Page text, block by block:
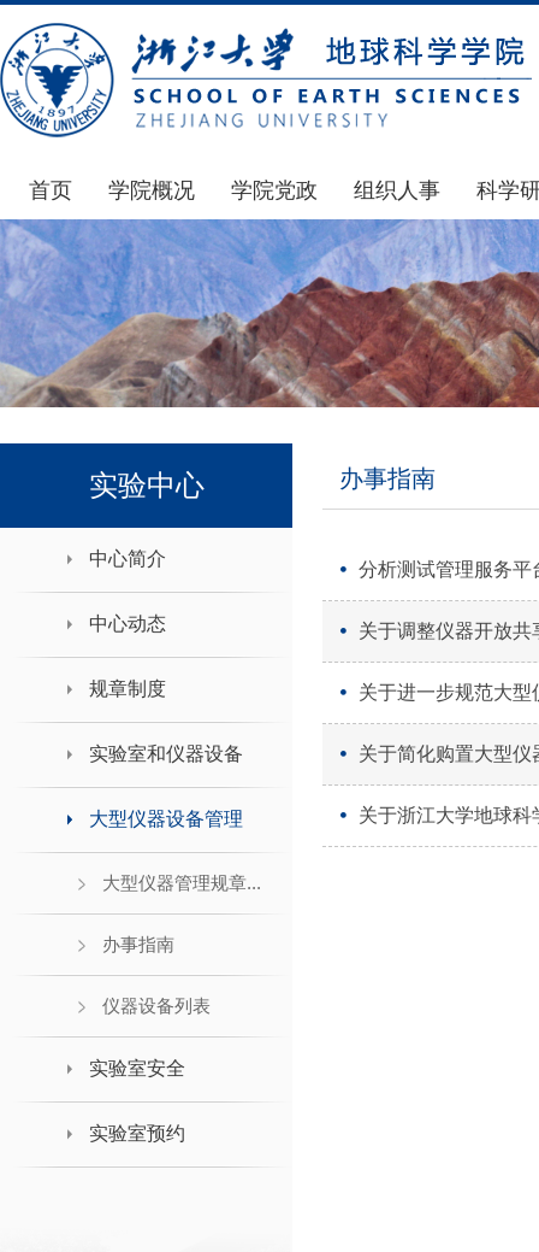
首页 学院概况
学院简介
发展简史
组织机构
师资力量
学院党政
通知公告
学院发文
党委会议纪要
党政联席会议纪要
组织人事
通知公告
博士后管理
人才招聘
年度考核
科学
国家
科研
通知
科研
实验中心
中心简介
中心动态
规章制度
实验室和仪器设备
大型仪器设备管理
大型仪器管理规章...
办事指南
仪器设备列表
实验室安全
实验室预约
办事指南
分析测试管理服务平
关于调整仪器开放
关于进一步规范大
关于简化购置大型
关于浙江大学地球